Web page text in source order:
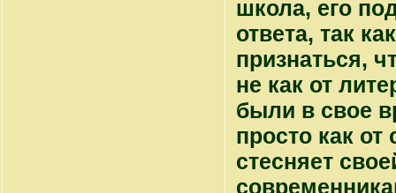
школа, его
ответа, так
признаться,
не как от
были в свое
просто как
стесняет